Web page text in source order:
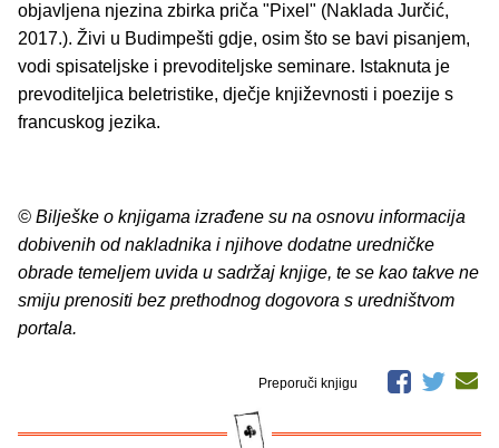
objavljena njezina zbirka priča "Pixel" (Naklada Jurčić,
2017.). Živi u Budimpešti gdje, osim što se bavi pisanjem,
vodi spisateljske i prevoditeljske seminare. Istaknuta je
prevoditeljica beletristike, dječje književnosti i poezije s
francuskog jezika.
© Bilješke o knjigama izrađene su na osnovu informacija
dobivenih od nakladnika i njihove dodatne uredničke
obrade temeljem uvida u sadržaj knjige, te se kao takve ne
smiju prenositi bez prethodnog dogovora s uredništvom
portala.
Preporuči knjigu